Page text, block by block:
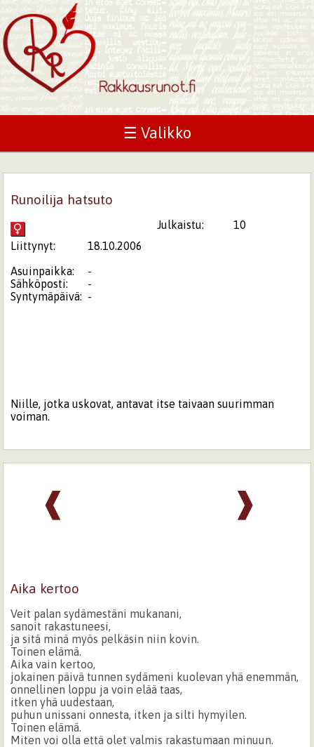
☰ Valikko
Runoilija hatsuto
Julkaistu:
10
Liittynyt:
18.10.2006
Asuinpaikka:
-
Sähköposti:
-
Syntymäpäivä: -
Niille, jotka uskovat, antavat itse taivaan suurimman
voiman.
❱
❰
Aika kertoo
Veit palan sydämestäni mukanani,
sanoit rakastuneesi,
ja sitä minä myös pelkäsin niin kovin.
Toinen elämä.
Aika vain kertoo,
jokainen päivä tunnen sydämeni kuolevan yhä enemmän,
onnellinen loppu ja voin elää taas,
itken yhä uudestaan,
puhun unissani onnesta, itken ja silti hymyilen.
Toinen elämä.
Miten voi olla että olet valmis rakastumaan minuun.